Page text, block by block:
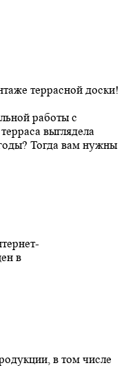
террасной доски!
работы с
выглядела
Тогда вам нужны
в
в том числе